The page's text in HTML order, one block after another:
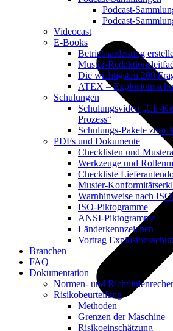
Podcast-
Podcast-
Videocast
E-Books
Betriebsanleitung
Muster-
Die wichtigsten 200
ATEX –
Schulungen
Schulungsvideo „CE-
Prozess“
Schulungs-Pakete zum
PDFs und Dokumente
Checklisten und
Werkzeuge und
Checkliste
Muster-
Warnhinweise nach
ISO-Piktogramme
ANSI-Piktogramme
Länderkennzeichen
Vortrag
Branchen
FAQ
Dokumentation
Normen- und
Risikobeurteilung
Methoden
Grenzen der Maschine
Risikoeinschätzung